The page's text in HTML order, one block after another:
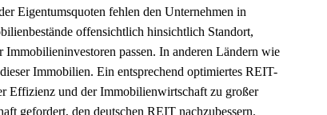
Eigentumsquoten fehlen den Unternehmen in
offensichtlich hinsichtlich Standort,
passen. In anderen Ländern wie
Immobilien. Ein entsprechend optimiertes REIT-
Effizienz und der Immobilienwirtschaft zu großer
gefordert, den deutschen REIT nachzubessern.